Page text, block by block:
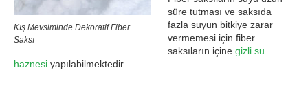
Kış Mevsiminde Dekoratif Fiber
Saksı
süre tutması ve saksıda
fazla suyun bitkiye zarar
vermemesi için fiber
saksıların içine gizli su
haznesi yapılabilmektedir.